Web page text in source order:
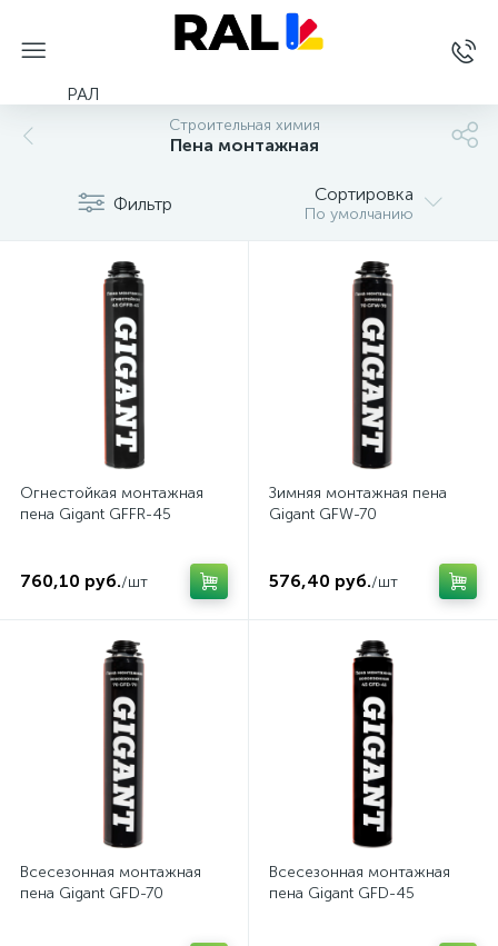
РАЛ
Строительная химия
Пена монтажная
Фильтр Сортировка
По умолчанию
Огнестойкая монтажная
пена Gigant GFFR-45
760,10 руб./шт
Зимняя монтажная пена
Gigant GFW-70
576,40 руб./шт
Всесезонная монтажная
пена Gigant GFD-70
Всесезонная монтажная
пена Gigant GFD-45